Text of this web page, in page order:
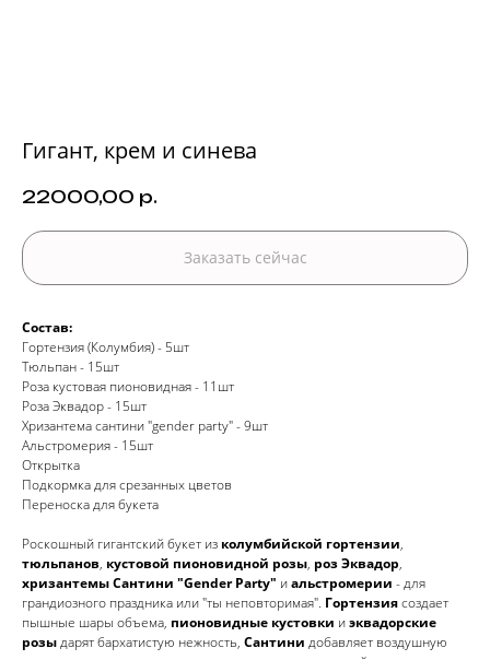
Гигант, крем и синева
22000,00 р.
Заказать сейчас
Состав:
Гортензия (Колумбия) - 5шт
Тюльпан - 15шт
Роза кустовая пионовидная - 11шт
Роза Эквадор - 15шт
Хризантема сантини "gender party" - 9шт
Альстромерия - 15шт
Открытка
Подкормка для срезанных цветов
Переноска для букета
Роскошный гигантский букет из колумбийской гортензии,
тюльпанов, кустовой пионовидной розы, роз Эквадор,
хризантемы Сантини "Gender Party" иальстромерии - для
грандиозного праздника или "ты неповторимая". Гортензиясоздает
пышные шары объема, пионовидные кустовки иэквадорские
розыдарят бархатистую нежность, Сантини добавляет воздушную